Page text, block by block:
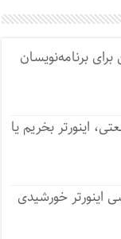
برنامه‌نویسان
اینورتر بخریم یا
خورشیدی